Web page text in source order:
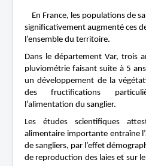
Communication
Vous êtes ici : Accueil
Vie
Police municipale
En France, les populations de
significativement augmenté ces
l’ensemble du territoire.
Dans le département Var, trois
pluviométrie faisant suite à 5
un développement de la
des fructifications
l’alimentation du sanglier.
Les études scientifiques
alimentaire importante entraîne
de sangliers, par l’effet
de reproduction des laies et sur